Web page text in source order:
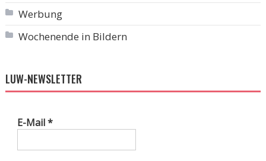
Werbung
Wochenende in Bildern
LUW-NEWSLETTER
E-Mail*